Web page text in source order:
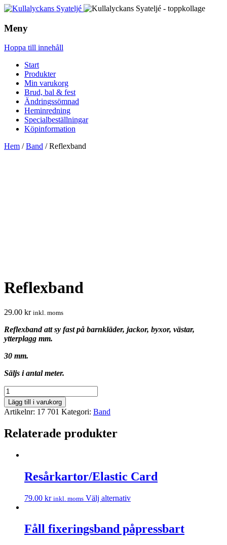
Meny
Hoppa till innehåll
Start
Produkter
Min varukorg
Brud, bal & fest
Ändringssömnad
Heminredning
Specialbeställningar
Köpinformation
Hem /Band / Reflexband
Reflexband
29.00 kr inkl. moms
Reflexband att sy fast på barnkläder, jackor, byxor, västar,
ytterplagg mm.
30 mm.
Säljs i antal meter.
Reflexband
mängd
Lägg till i varukorg
Artikelnr: 17 701 Kategori: Band
Relaterade produkter
Resårkartor/Elastic Card
79.00 kr inkl. moms Välj alternativ
Fåll fixeringsband påpressbart